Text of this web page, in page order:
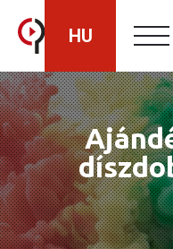
HU
RO
EN